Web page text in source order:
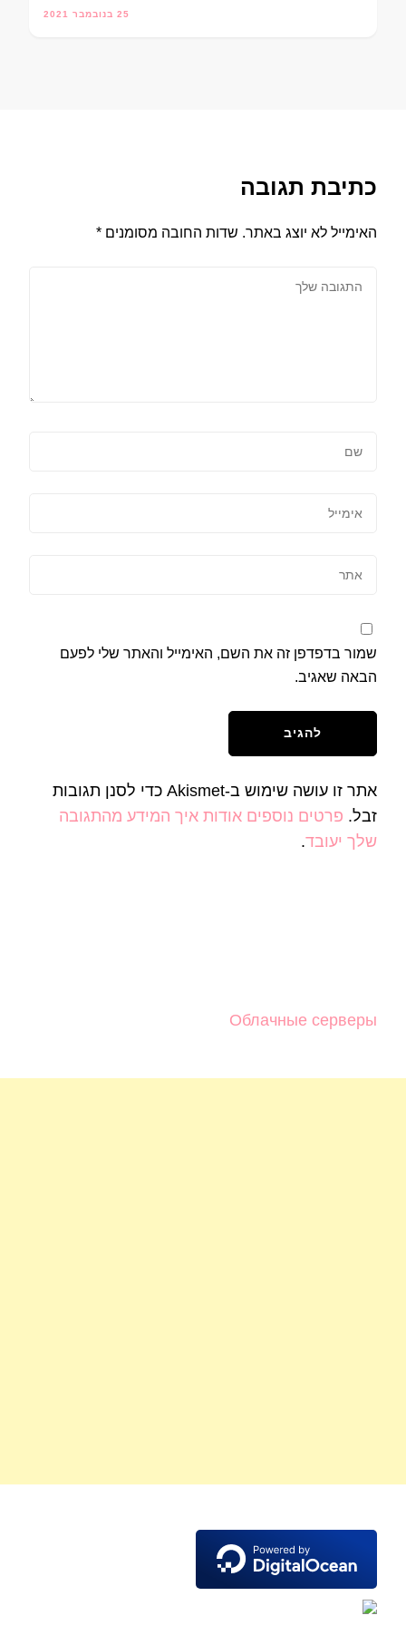
25 בנובמבר 2021
כתיבת תגובה
האימייל לא יוצג באתר. שדות החובה מסומנים *
שמור בדפדפן זה את השם, האימייל והאתר שלי לפעם
הבאה שאגיב.
אתר זו עושה שימוש ב-Akismet כדי לסנן תגובות
זבל. פרטים נוספים אודות איך המידע מהתגובה
שלך יעובד.
Облачные серверы